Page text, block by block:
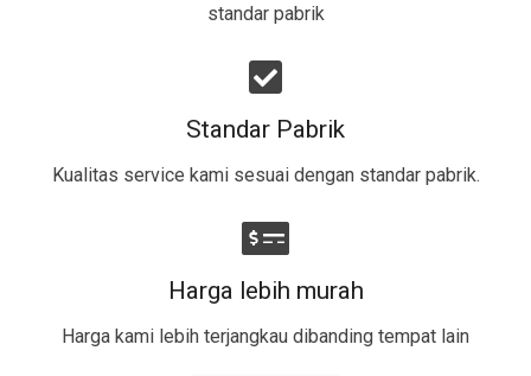
standar pabrik​
Standar Pabrik
Kualitas service kami sesuai dengan standar pabrik.
Harga lebih murah
Harga kami lebih terjangkau dibanding tempat lain